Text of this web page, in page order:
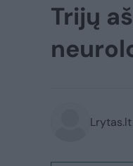
Trijų
Lrytas.lt